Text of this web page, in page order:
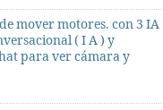
mover motores. con 3 IA
( I A ) y
para ver cámara y